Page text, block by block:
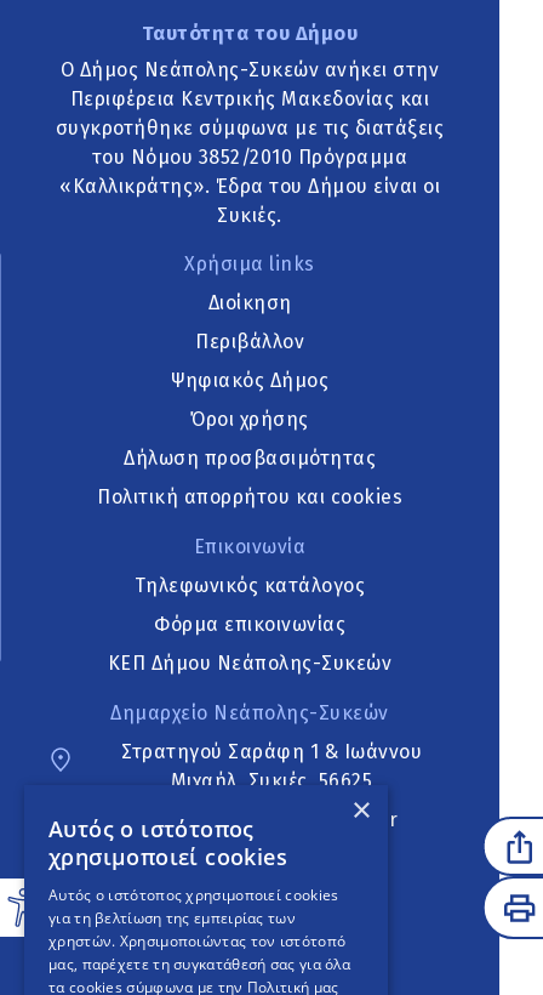
Ταυτότητα του Δήμου
Ο Δήμος Νεάπολης-Συκεών ανήκει στην
Περιφέρεια Κεντρικής Μακεδονίας και
συγκροτήθηκε σύμφωνα με τις διατάξεις
του Νόμου 3852/2010 Πρόγραμμα
«Καλλικράτης». Έδρα του Δήμου είναι οι
Συκιές.
Χρήσιμα links
Διοίκηση
Περιβάλλον
Ψηφιακός Δήμος
Όροι χρήσης
Δήλωση προσβασιμότητας
Πολιτική απορρήτου και cookies
Επικοινωνία
Τηλεφωνικός κατάλογος
Φόρμα επικοινωνίας
ΚΕΠ Δήμου Νεάπολης-Συκεών
Δημαρχείο Νεάπολης-Συκεών
Στρατηγού Σαράφη 1 & Ιωάννου
Μιχαήλ, Συκιές, 56625
neapoli.sykies@ddt.gov.gr
Ακολουθήστε
English Version
×
Αυτός ο ιστότοπος
χρησιμοποιεί cookies
Αυτός ο ιστότοπος χρησιμοποιεί cookies
για τη βελτίωση της εμπειρίας των
χρηστών. Χρησιμοποιώντας τον ιστότοπό
μας, παρέχετε τη συγκατάθεσή σας για όλα
τα cookies σύμφωνα με την Πολιτική μας